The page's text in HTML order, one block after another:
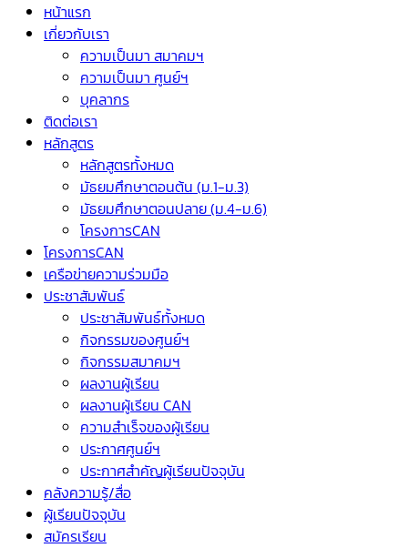
หน้าแรก
เกี่ยวกับเรา
ความเป็นมา สมาคมฯ
ความเป็นมา ศูนย์ฯ
บุคลากร
ติดต่อเรา
หลักสูตร
หลักสูตรทั้งหมด
มัธยมศึกษาตอนต้น (ม.1-ม.3)
มัธยมศึกษาตอนปลาย (ม.4-ม.6)
โครงการCAN
โครงการCAN
เครือข่ายความร่วมมือ
ประชาสัมพันธ์
ประชาสัมพันธ์ทั้งหมด
กิจกรรมของศูนย์ฯ
กิจกรรมสมาคมฯ
ผลงานผู้เรียน
ผลงานผู้เรียน CAN
ความสำเร็จของผู้เรียน
ประกาศศูนย์ฯ
ประกาศสำคัญผู้เรียนปัจจุบัน
คลังความรู้/สื่อ
ผู้เรียนปัจจุบัน
สมัครเรียน